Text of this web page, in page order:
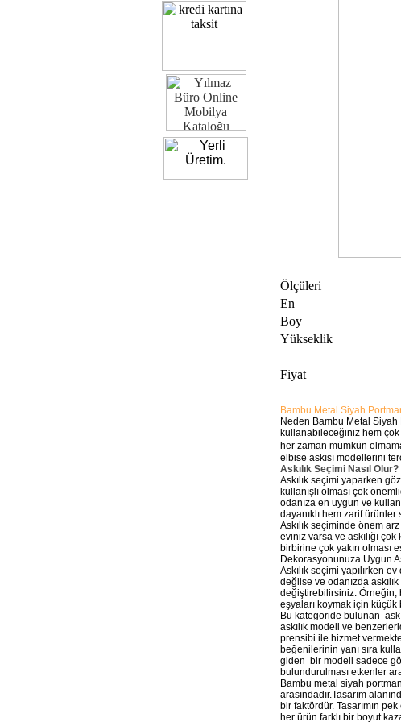
Ölçüleri
En
Boy
Yükseklik
Fiyat
Bambu Metal Siyah
Neden Bambu Metal Siyah
kullanabileceğiniz hem çok
her zaman mümkün
elbise askısı modellerini
Askılık Seçimi Nasıl Olur?
Askılık seçimi yaparken
kullanışlı olması çok
odanıza en uygun ve
dayanıklı hem zarif ürünler
Askılık seçiminde önem
eviniz varsa ve askılığı çok
birbirine çok yakın olması
Dekorasyonunuza Uygun
Askılık seçimi yapılırken
değilse ve odanızda
değiştirebilirsiniz. Örneğin,
eşyaları koymak için
Bu kategoride bulunan
askılık modeli ve
prensibi ile hizmet
beğenilerinin yanı sıra
giden bir modeli sadece
bulundurulması etkenler
Bambu metal siyah
arasındadır.Tasarım
bir faktördür. Tasarımın
her ürün farklı bir boyut